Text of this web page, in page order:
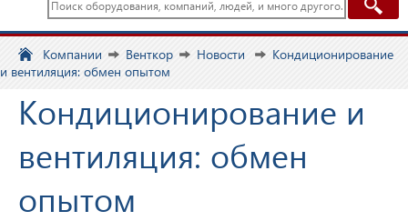
Компании Венткор Новости
Кондиционирование
и вентиляция: обмен опытом
Кондиционирование и
вентиляция: обмен
опытом